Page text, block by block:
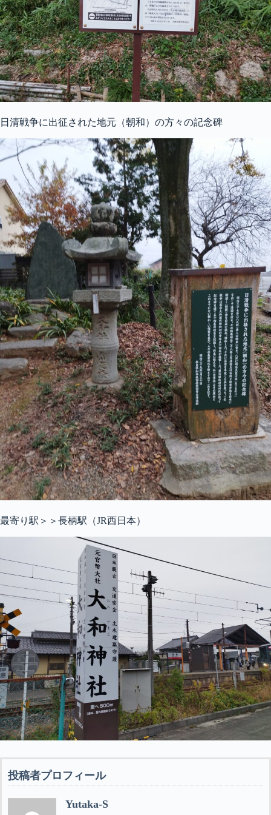
日清戦争に出征された地元（朝和）の方々の記念碑
最寄り駅＞＞長柄駅（JR西日本）
投稿者プロフィール
Yutaka-S